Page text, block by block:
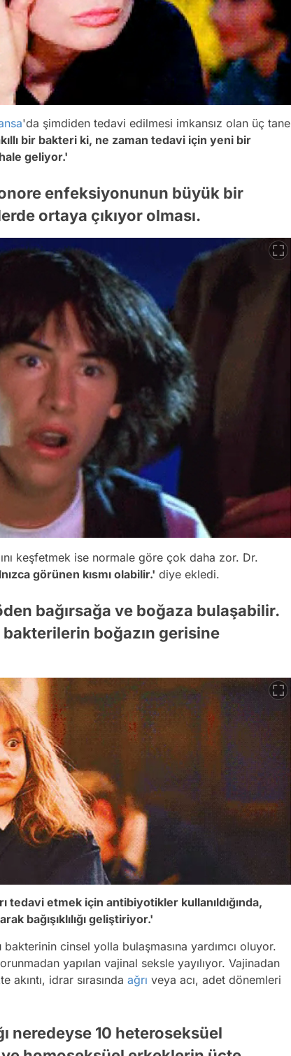
'da şimdiden tedavi edilmesi imkansız olan üç tane
bir bakteri ki, ne zaman tedavi için yeni bir
geliyor.'
enfeksiyonunun büyük bir
ortaya çıkıyor olması.
keşfetmek ise normale göre çok daha zor. Dr.
görünen kısmı olabilir.' diye ekledi.
bağırsağa ve boğaza bulaşabilir.
boğazın gerisine
tedavi etmek için antibiyotikler kullanıldığında,
bağışıklılığı geliştiriyor.'
cinsel yolla bulaşmasına yardımcı oluyor.
yapılan vajinal seksle yayılıyor. Vajinadan
akıntı, idrar sırasında ağrı veya acı, adet dönemleri
neredeyse 10 heteroseksüel